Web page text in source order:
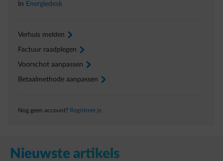
In Energiedesk
Verhuis melden arrow-right
Factuur raadplegen arrow-right
Voorschot aanpassen arrow-right
Betaalmethode aanpassen arrow-right
Nog geen account? Registreer je
Nieuwste artikels